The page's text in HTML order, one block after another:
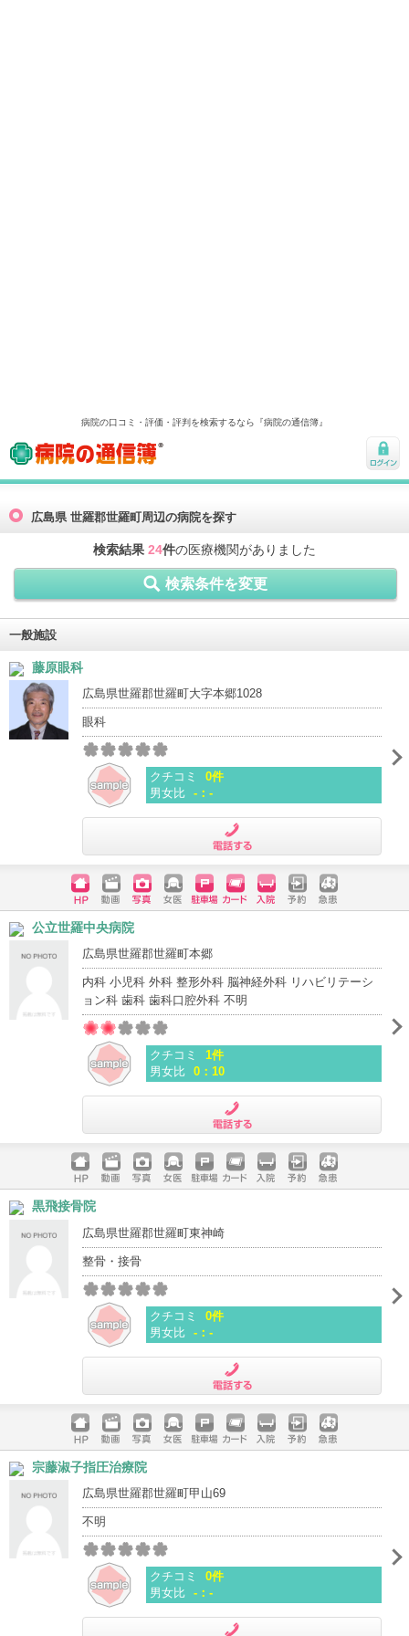
病院の口コミ・評価・評判を検索するなら『病院の通信簿』
病院の通信簿
ログ
広島県 世羅郡世羅町周辺の病院を探す
検索結果 24件の医療機関がありました
検索条件を変更
一般施設
藤原眼科
広島県世羅郡世羅町大字本郷1028
眼科
クチコミ
0件
男女比 -：-
ホームペ
ージ
動画 写真 女医 駐車場
クレジッ
入院 予約 急患
公立世羅中央病院
広島県世羅郡世羅町本郷
内科 小児科 外科 整形外科 脳神経外科 リハビリテーシ
ョン科 歯科 歯科口腔外科 不明
クチコミ
1件
男女比 0：10
ホームペ
ージ
動画 写真 女医 駐車場
クレジッ
入院 予約 急患
黒飛接骨院
広島県世羅郡世羅町東神崎
整骨・接骨
クチコミ
0件
男女比 -：-
ホームペ
ージ
動画 写真 女医 駐車場
クレジッ
入院 予約 急患
宗藤淑子指圧治療院
広島県世羅郡世羅町甲山69
不明
クチコミ
0件
男女比 -：-